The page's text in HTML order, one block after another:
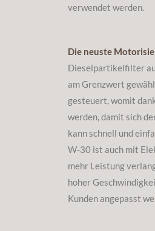
verwendet werden.
Die neuste
Dieselpartikelfilter
am Grenzwert
gesteuert, womit
werden, damit sich
kann schnell und
W-30 ist auch mit
mehr Leistung
hoher
Kunden angepasst